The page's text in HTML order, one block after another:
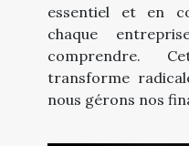
essentiel et en
chaque
comprendre.
transforme
nous gérons nos